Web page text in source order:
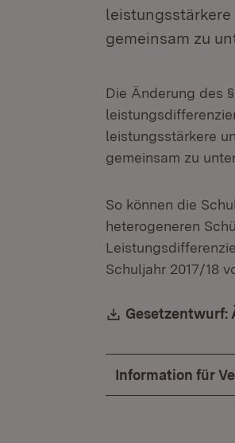
gemeinsam zu
Die Änderung des
leistungsstärkere
gemeinsam zu
So können die
heterogeneren
Schuljahr 2017/18
Download:
Gesetzentwurf:
Information für